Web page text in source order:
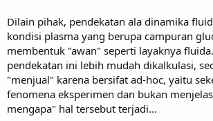
Dilain pihak, pendekatan ala dinamika
kondisi plasma yang berupa campuran
membentuk "awan" seperti layaknya
pendekatan ini lebih mudah dikalkulasi,
"menjual" karena bersifat ad-hoc, yaitu
fenomena eksperimen dan bukan
mengapa" hal tersebut terjadi...